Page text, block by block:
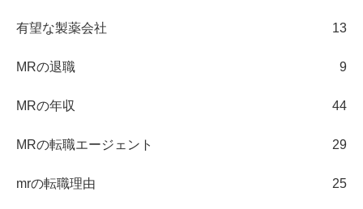
有望な製薬会社 13
MRの退職 9
MRの年収 44
MRの転職エージェント 29
mrの転職理由 25